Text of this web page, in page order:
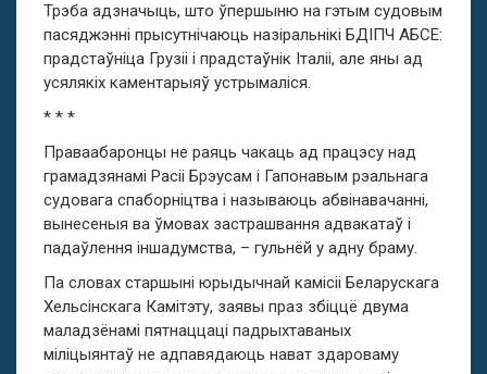
Трэба адзначыць, што ўпершыню на гэтым судовым
пасяджэнні прысутнічаюць назіральнікі БДІПЧ АБСЕ:
прадстаўніца Грузіі і прадстаўнік Італіі, але яны ад
усялякіх каментарыяў устрымаліся.
* * *
Праваабаронцы не раяць чакаць ад працэсу над
грамадзянамі Расіі Брэусам і Гапонавым рэальнага
судовага спаборніцтва і называюць абвінавачанні,
вынесеныя ва ўмовах застрашвання адвакатаў і
падаўлення іншадумства, – гульнёй у адну браму.
Па словах старшыні юрыдычнай камісіі Беларускага
Хельсінскага Камітэту, заявы праз збіццё двума
маладзёнамі пятнаццаці падрыхтаваных
міліцыянтаў не адпавядаюць нават здароваму